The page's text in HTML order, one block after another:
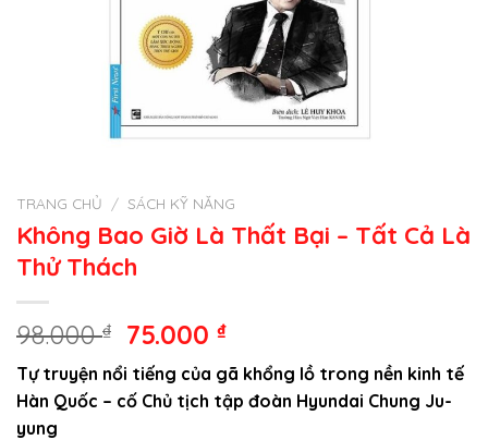
TRANG CHỦ / SÁCH KỸ NĂNG
Không Bao Giờ Là Thất Bại – Tất Cả Là
Thử Thách
98.000₫
Giá
gốc
là:
98.000 ₫.
75.000₫Giá
hiện
tại
là:
Tự truyện nổi tiếng của gã khổng lồ trong nền kinh tế
Hàn Quốc – cố Chủ tịch tập đoàn Hyundai Chung Ju-
yung